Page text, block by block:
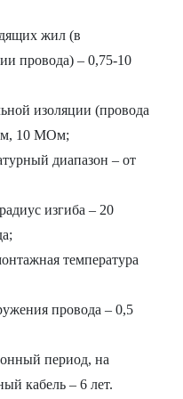
жил (в
провода) – 0,75-10
изоляции (провода
10 МОм;
диапазон – от
изгиба – 20
температура
провода – 0,5
период, на
кабель – 6 лет.